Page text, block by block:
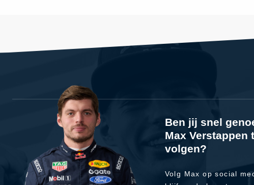
Ben jij snel
Max Verstappen
volgen?
Volg Max op social